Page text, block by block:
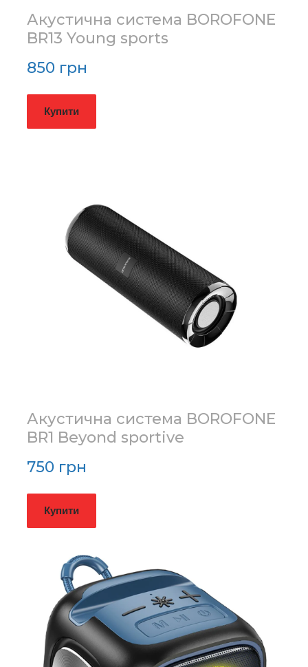
Акустична система BOROFONE
BR13 Young sports
850 грн
Купити
Акустична система BOROFONE
BR1 Beyond sportive
750 грн
Купити